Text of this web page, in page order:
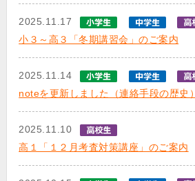
2025.11.17
小３～高３「冬期講習会」のご案内
2025.11.14
noteを更新しました（連絡手段の歴史）
2025.11.10
高１「１２月考査対策講座」のご案内